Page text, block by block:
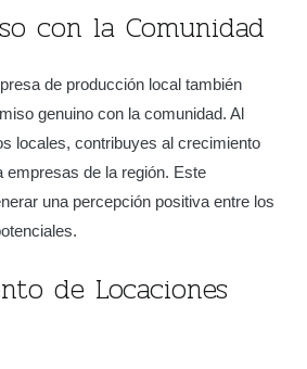
con la Comunidad
de producción local también
genuino con la comunidad. Al
locales, contribuyes al crecimiento
de la región. Este
una percepción positiva entre los
de Locaciones